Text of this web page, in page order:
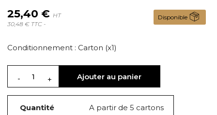
25,40 € HT
30,48 € TTC -
Disponible
Conditionnement : Carton (x1)
Ajouter au panier
Quantité A partir de 5 cartons